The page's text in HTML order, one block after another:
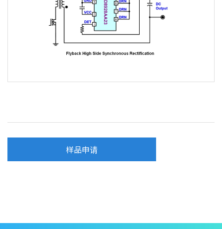
样品申请